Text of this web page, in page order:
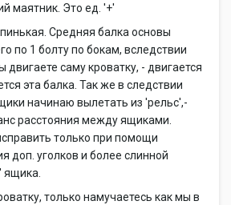
маятник. Это ед. '+'
Средняя балка основы
по 1 болту по бокам, вследствии
двигаете саму кроватку, - двигается
эта балка. Так же в следствии
начинаю вылетать из 'рельс',-
расстояния между ящиками.
только при помощи
доп. уголков и более слинной
ящика.
только намучаетесь как мы в